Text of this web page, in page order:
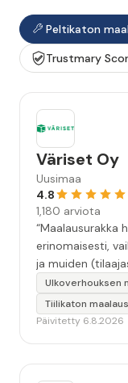
Peltikaton
Trustmary
Väriset Oy
Uusimaa
4.8
1,180 arviota
“Maalausurakka
erinomaisesti,
ja muiden
keskeyttämään
hyvä,
huolellisesti.
Ulkoverhouksen
Tiilikaton maalaus
Päivitetty 6.8.2026